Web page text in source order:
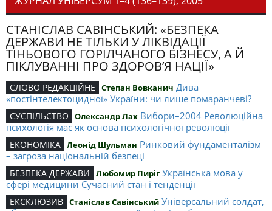
СТАНІСЛАВ САВІНСЬКИЙ: «БЕЗПЕКА
ДЕРЖАВИ НЕ ТІЛЬКИ У ЛІКВІДАЦІЇ
ТІНЬОВОГО ГОРІЛЧАНОГО БІЗНЕСУ, А Й
ПІКЛУВАННІ ПРО ЗДОРОВ’Я НАЦІЇ»
СЛОВО РЕДАКЦІЙНЕ Степан Вовканич Дива
«постінтелектоцидної» України: чи лише помаранчеві?
СУСПІЛЬСТВО Олександр Лах Вибори–2004 Революційна
психологія мас як основа психологічної революції
ЕКОНОМІКА Леонід Шульман Ринковий фундаменталізм
– загроза національній безпеці
БЕЗПЕКА ДЕРЖАВИ Любомир Пиріг Українська мова у
сфері медицини Сучасний стан і тенденції
ЕКСКЛЮЗИВ Станіслав Савінський Універсальний солдат,